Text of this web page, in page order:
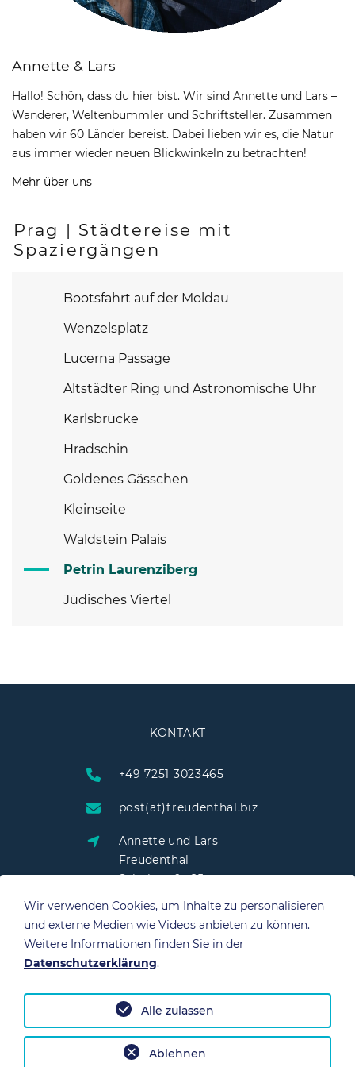
Annette & Lars
Hallo! Schön, dass du hier bist. Wir sind Annette und Lars –
Wanderer, Weltenbummler und Schriftsteller. Zusammen
haben wir 60 Länder bereist. Dabei lieben wir es, die Natur
aus immer wieder neuen Blickwinkeln zu betrachten!
Mehr über uns
Prag | Städtereise mit
Spaziergängen
Bootsfahrt auf der Moldau
Wenzelsplatz
Lucerna Passage
Altstädter Ring und Astronomische Uhr
Karlsbrücke
Hradschin
Goldenes Gässchen
Kleinseite
Waldstein Palais
Petrin Laurenziberg
Jüdisches Viertel
KONTAKT
+49 7251 3023465
post(at)freudenthal.biz
Annette und Lars
Freudenthal
Schulstraße 25
76703 Kraichtal
Datenschutz Impressum
Wir verwenden Cookies, um Inhalte zu personalisieren
und externe Medien wie Videos anbieten zu können.
Weitere Informationen finden Sie in der
Datenschutzerklärung.
Ablehnen
Alle zulassen